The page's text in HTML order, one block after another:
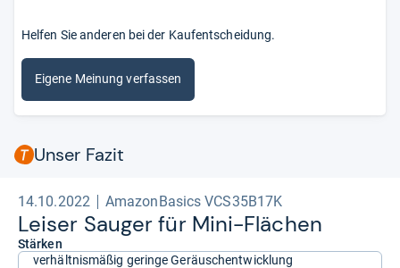
Helfen Sie anderen bei der Kaufentscheidung.
Eigene Meinung verfassen
Unser Fazit
14.10.2022 AmazonBasics VCS35B17K
Lei­ser Sau­ger für Mini-​Flä­chen
Stärken
verhältnismäßig geringe Geräuschentwicklung